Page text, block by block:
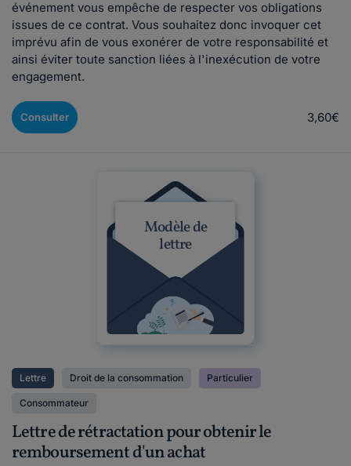
événement vous empêche de respecter vos obligations
issues de ce contrat. Vous souhaitez donc invoquer cet
imprévu afin de vous exonérer de votre responsabilité et
ainsi éviter toute sanction liées à l'inexécution de votre
engagement.
Consulter 3,60€
Modèle de
lettre
Lettre Droit de la consommation Particulier
Consommateur
Lettre de rétractation pour obtenir le
remboursement d'un achat